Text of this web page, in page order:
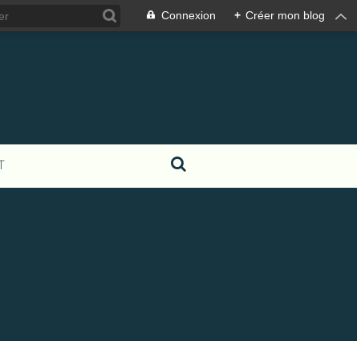
Connexion + Créer mon blog